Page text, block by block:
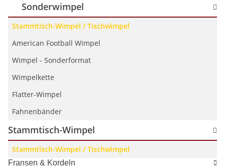
Sonderwimpel
Stammtisch-Wimpel / Tischwimpel
American Football Wimpel
Wimpel - Sonderformat
Wimpelkette
Flatter-Wimpel
Fahnenbänder
Stammtisch-Wimpel
Stammtisch-Wimpel / Tischwimpel
Fransen & Kordeln